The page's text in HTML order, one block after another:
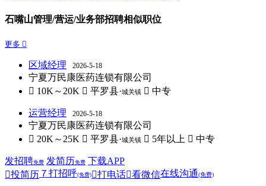
石嘴山管理/营运/业务部招聘相似职位
更多 
区域经理 2026-5-18
宁夏万民康医药连锁有限公司
 10K～20K  平罗县·城关镇  中专
运营经理 2026-5-18
宁夏万民康医药连锁有限公司
 20K～25K  平罗县·城关镇  5年以上  中专
发招聘免费 发简历免费 下载APP
投简历 ７ 打招呼(免费) 打电话看微信在线沟通(免费)